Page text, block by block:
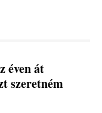
éven át
szeretném